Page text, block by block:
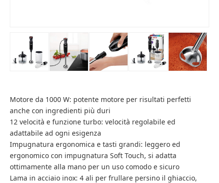
Motore da 1000 W: potente motore per risultati perfetti
anche con ingredienti più duri
12 velocità e funzione turbo: velocità regolabile ed
adattabile ad ogni esigenza
Impugnatura ergonomica e tasti grandi: leggero ed
ergonomico con impugnatura Soft Touch, si adatta
ottimamente alla mano per un uso comodo e sicuro
Lama in acciaio inox: 4 ali per frullare persino il ghiaccio,